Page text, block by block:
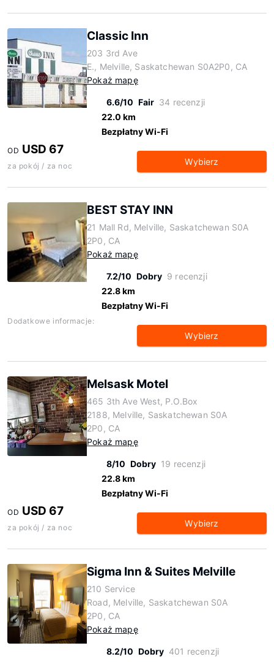
Classic Inn
203 3rd Ave
E., Melville, Saskatchewan S0A2P0, CA
Pokaż mapę
6.6/10 Fair 34 recenzji
22.0 km
Bezpłatny Wi-Fi
OD USD 67
za pokój / za noc Wybierz
BEST STAY INN
21 Mall Rd, Melville, Saskatchewan S0A
2P0, CA
Pokaż mapę
7.2/10 Dobry 9 recenzji
22.8 km
Bezpłatny Wi-Fi
Dodatkowe informacje:
Wybierz
Melsask Motel
465 3th Ave West, P.O.Box
2188, Melville, Saskatchewan S0A
2P0, CA
Pokaż mapę
8/10 Dobry 19 recenzji
22.8 km
Bezpłatny Wi-Fi
OD USD 67
za pokój / za noc Wybierz
Sigma Inn & Suites Melville
210 Service
Road, Melville, Saskatchewan S0A
2P0, CA
Pokaż mapę
8.2/10 Dobry 401 recenzji